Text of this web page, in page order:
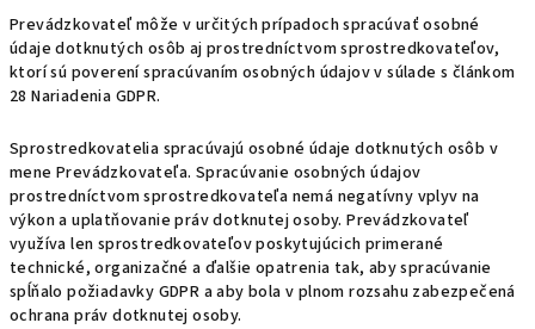
Prevádzkovateľ môže v určitých prípadoch spracúvať osobné
údaje dotknutých osôb aj prostredníctvom sprostredkovateľov,
ktorí sú poverení spracúvaním osobných údajov v súlade s článkom
28 Nariadenia GDPR.
Sprostredkovatelia spracúvajú osobné údaje dotknutých osôb v
mene Prevádzkovateľa. Spracúvanie osobných údajov
prostredníctvom sprostredkovateľa nemá negatívny vplyv na
výkon a uplatňovanie práv dotknutej osoby. Prevádzkovateľ
využíva len sprostredkovateľov poskytujúcich primerané
technické, organizačné a ďalšie opatrenia tak, aby spracúvanie
spĺňalo požiadavky GDPR a aby bola v plnom rozsahu zabezpečená
ochrana práv dotknutej osoby.